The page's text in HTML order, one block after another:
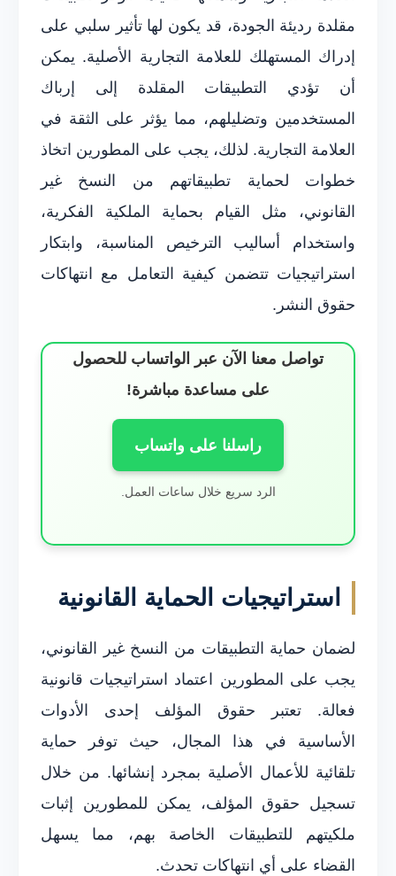
مقلدة رديئة الجودة، قد يكون لها تأثير سلبي على
إدراك المستهلك للعلامة التجارية الأصلية. يمكن
أن تؤدي التطبيقات المقلدة إلى إرباك
المستخدمين وتضليلهم، مما يؤثر على الثقة في
العلامة التجارية. لذلك، يجب على المطورين اتخاذ
خطوات لحماية تطبيقاتهم من النسخ غير
القانوني، مثل القيام بحماية الملكية الفكرية،
واستخدام أساليب الترخيص المناسبة، وابتكار
استراتيجيات تتضمن كيفية التعامل مع انتهاكات
حقوق النشر.
تواصل معنا الآن عبر الواتساب للحصول
على مساعدة مباشرة!
راسلنا على واتساب
الرد سريع خلال ساعات العمل.
استراتيجيات الحماية القانونية
لضمان حماية التطبيقات من النسخ غير القانوني،
يجب على المطورين اعتماد استراتيجيات قانونية
فعالة. تعتبر حقوق المؤلف إحدى الأدوات
الأساسية في هذا المجال، حيث توفر حماية
تلقائية للأعمال الأصلية بمجرد إنشائها. من خلال
تسجيل حقوق المؤلف، يمكن للمطورين إثبات
ملكيتهم للتطبيقات الخاصة بهم، مما يسهل
القضاء على أي انتهاكات تحدث.